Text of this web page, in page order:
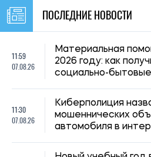
10:30
07.08.26
потребовать
09:59
Субсидия и
договор: ПФУ
09:30
В Украине
назначения пенсий:
учитывать при